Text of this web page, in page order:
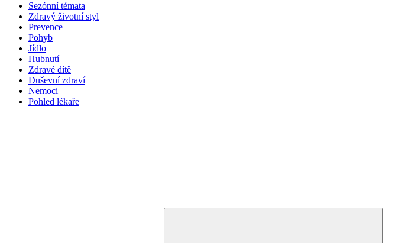
Sezónní témata
Zdravý životní styl
Prevence
Pohyb
Jídlo
Hubnutí
Zdravé dítě
Duševní zdraví
Nemoci
Pohled lékaře